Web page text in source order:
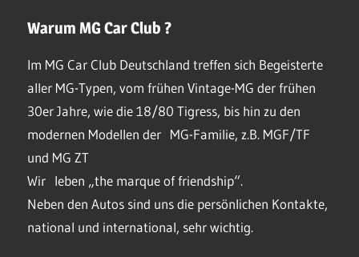
Warum MG Car Club ?
Im MG Car Club Deutschland treffen sich Begeisterte
aller MG-Typen, vom frühen Vintage-MG der frühen
30er Jahre, wie die 18/80 Tigress, bis hin zu den
modernen Modellen der MG-Familie, z.B. MGF/TF
und MG ZT
Wir leben „the marque of friendship“.
Neben den Autos sind uns die persönlichen Kontakte,
national und international, sehr wichtig.